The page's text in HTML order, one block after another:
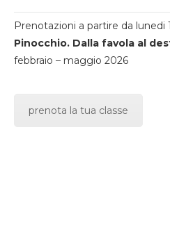
Prenotazioni a partire da lunedi
Pinocchio. Dalla favola al
febbraio – maggio 2026
prenota la tua classe